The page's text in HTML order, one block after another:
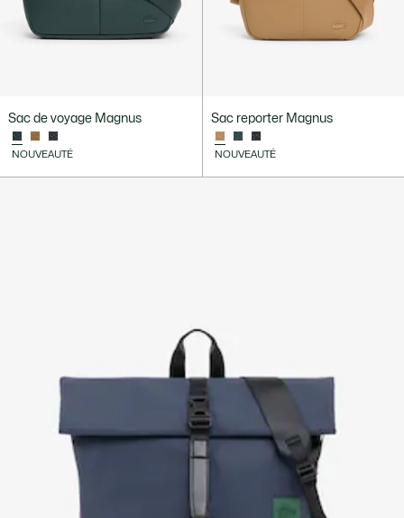
Sac de voyage Magnus
NOUVEAUTÉ
Sac reporter Magnus
NOUVEAUTÉ